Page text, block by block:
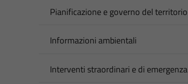
Pianificazione e governo del territorio
Informazioni ambientali
Interventi straordinari e di emergenza